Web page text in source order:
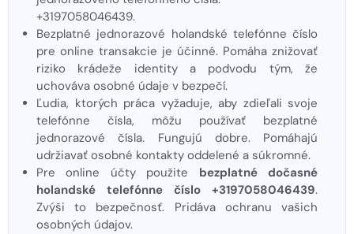
+3197058046439.
Bezplatné jednorazové holandské telefónne číslo
pre online transakcie je účinné. Pomáha znižovať
riziko krádeže identity a podvodu tým, že
uchováva osobné údaje v bezpečí.
Ľudia, ktorých práca vyžaduje, aby zdieľali svoje
telefónne čísla, môžu používať bezplatné
jednorazové čísla. Fungujú dobre. Pomáhajú
udržiavať osobné kontakty oddelené a súkromné.
Pre online účty použite bezplatné dočasné
holandské telefónne číslo +3197058046439.
Zvýši to bezpečnosť. Pridáva ochranu vašich
osobných údajov.